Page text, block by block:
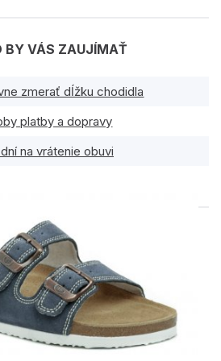
BY VÁS ZAUJÍMAŤ
zmerať dĺžku chodidla
platby a dopravy
dní na vrátenie obuvi
PRODUKTY